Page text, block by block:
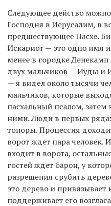
Следующее действо
Господня в Иерусалим, в
предшествующее Пасхе.
Искариот — это одно имя
менее в городке
двух мальчиков — Иуды и
— я видел около тысячи
мальчиков, которые
пасхальный псалом, затем
ними. Люди в первых
топоры. Процессия
ворот ждет пара человек.
входит в ворота,
гостей ждет барон, у
разрешения срубить
это дерево и привязывает
поддерживает его